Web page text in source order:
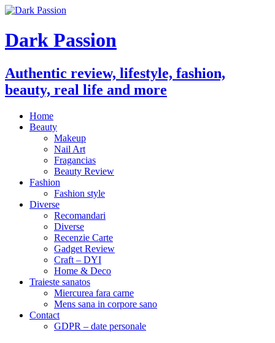
Dark Passion
Authentic review, lifestyle, fashion,
beauty, real life and more
Home
Beauty
Makeup
Nail Art
Fragancias
Beauty Review
Fashion
Fashion style
Diverse
Recomandari
Diverse
Recenzie Carte
Gadget Review
Craft – DYI
Home & Deco
Traieste sanatos
Miercurea fara carne
Mens sana in corpore sano
Contact
GDPR – date personale